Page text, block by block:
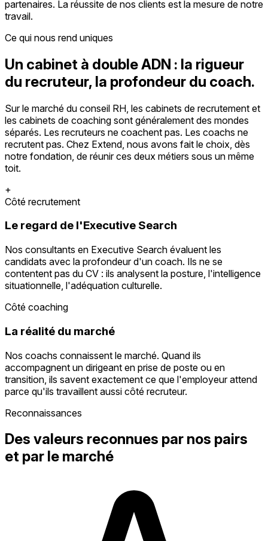
partenaires. La réussite de nos clients est la mesure de notre
travail.
Ce qui nous rend uniques
Un cabinet à double ADN : la rigueur
du recruteur, la profondeur du coach.
Sur le marché du conseil RH, les cabinets de recrutement et
les cabinets de coaching sont généralement des mondes
séparés. Les recruteurs ne coachent pas. Les coachs ne
recrutent pas. Chez Extend, nous avons fait le choix, dès
notre fondation, de réunir ces deux métiers sous un même
toit.
+
Côté recrutement
Le regard de l'Executive Search
Nos consultants en Executive Search évaluent les
candidats avec la profondeur d'un coach. Ils ne se
contentent pas du CV : ils analysent la posture, l'intelligence
situationnelle, l'adéquation culturelle.
Côté coaching
La réalité du marché
Nos coachs connaissent le marché. Quand ils
accompagnent un dirigeant en prise de poste ou en
transition, ils savent exactement ce que l'employeur attend
parce qu'ils travaillent aussi côté recruteur.
Reconnaissances
Des valeurs reconnues par nos pairs
et par le marché